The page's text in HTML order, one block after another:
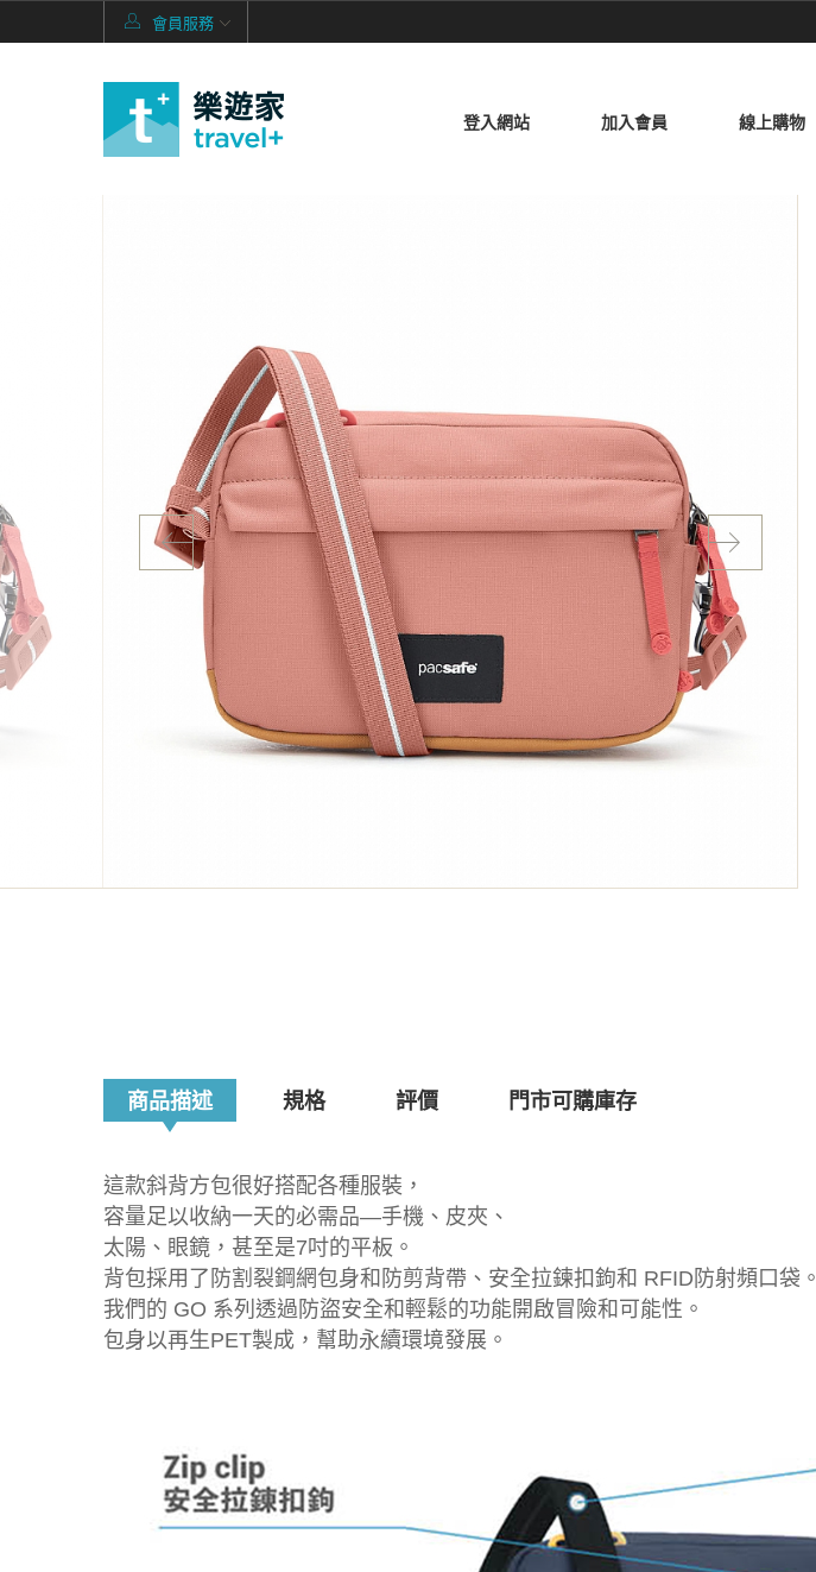
會員服務
登入網站 加入會員 線上購物
商品描述 規格 評價 門市可購庫存
這款斜背方包很好搭配各種服裝，
容量足以收納一天的必需品—手機、皮夾、
太陽、眼鏡，甚至是7吋的平板。
背包採用了防割裂鋼網包身和防剪背帶、安全拉鍊扣鉤和 RFID防射頻口袋。
我們的 GO 系列透過防盜安全和輕鬆的功能開啟冒險和可能性。
包身以再生PET製成，幫助永續環境發展。